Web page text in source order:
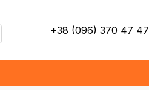
+38 (096) 370 47 47